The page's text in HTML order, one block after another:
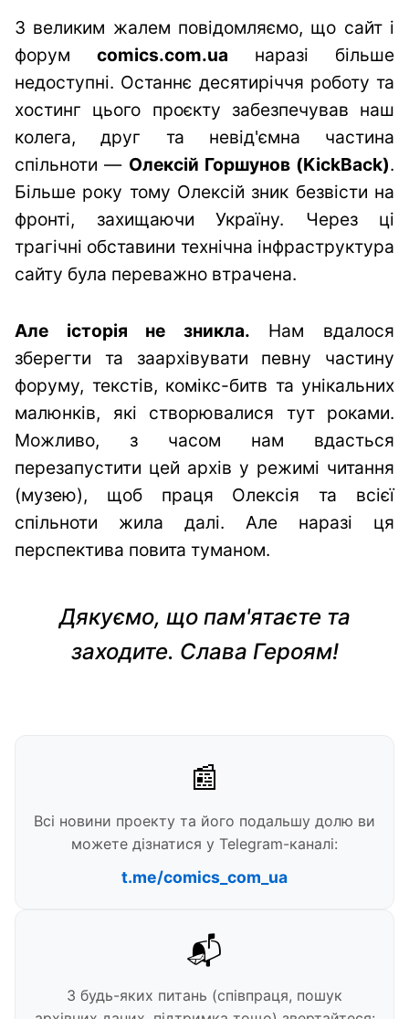
З великим жалем повідомляємо, що сайт і
форум comics.com.ua наразі більше
недоступні. Останнє десятиріччя роботу та
хостинг цього проєкту забезпечував наш
колега, друг та невід'ємна частина
спільноти — Олексій Горшунов (KickBack).
Більше року тому Олексій зник безвісти на
фронті, захищаючи Україну. Через ці
трагічні обставини технічна інфраструктура
сайту була переважно втрачена.
Але історія не зникла. Нам вдалося
зберегти та заархівувати певну частину
форуму, текстів, комікс-битв та унікальних
малюнків, які створювалися тут роками.
Можливо, з часом нам вдасться
перезапустити цей архів у режимі читання
(музею), щоб праця Олексія та всієї
спільноти жила далі. Але наразі ця
перспектива повита туманом.
Дякуємо, що пам'ятаєте та
заходите. Слава Героям!
📰
Всі новини проекту та його подальшу долю ви
можете дізнатися у Telegram-каналі:
t.me/comics_com_ua
📬
З будь-яких питань (співпраця, пошук